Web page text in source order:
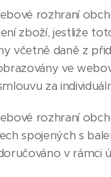
rozhraní
zboží, jestliže
včetně daně z
ve
za
rozhraní
spojených s
v rámci